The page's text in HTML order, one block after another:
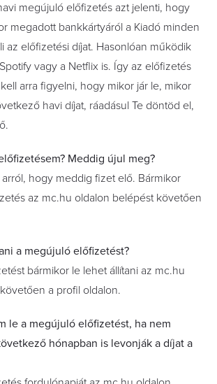
megújuló előfizetés azt jelenti, hogy
megadott bankkártyáról a Kiadó minden
az előfizetési díjat. Hasonlóan működik
vagy a Netflix is. Így az előfizetés
arra figyelni, hogy mikor jár le, mikor
havi díjat, ráadásul Te döntöd el,
Meddig újul meg?
hogy meddig fizet elő. Bármikor
az mc.hu oldalon belépést követően
a megújuló előfizetést?
bármikor le lehet állítani az mc.hu
a profil oldalon.
le a megújuló előfizetést, ha nem
hónapban is levonják a díjat a